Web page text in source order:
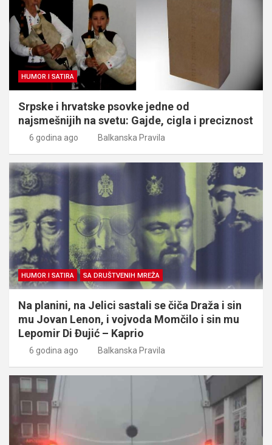
HUMOR I SATIRA
Srpske i hrvatske psovke jedne od
najsmešnijih na svetu: Gajde, cigla i preciznost
6 godina ago Balkanska Pravila
HUMOR I SATIRA SA DRUŠTVENIH MREŽA
Na planini, na Jelici sastali se čiča Draža i sin
mu Jovan Lenon, i vojvoda Momčilo i sin mu
Lepomir Di Đujić – Kaprio
6 godina ago Balkanska Pravila